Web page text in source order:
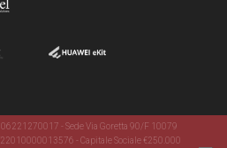
- Sede Via Goretta 90/F 10079
- Capitale Sociale €250.000